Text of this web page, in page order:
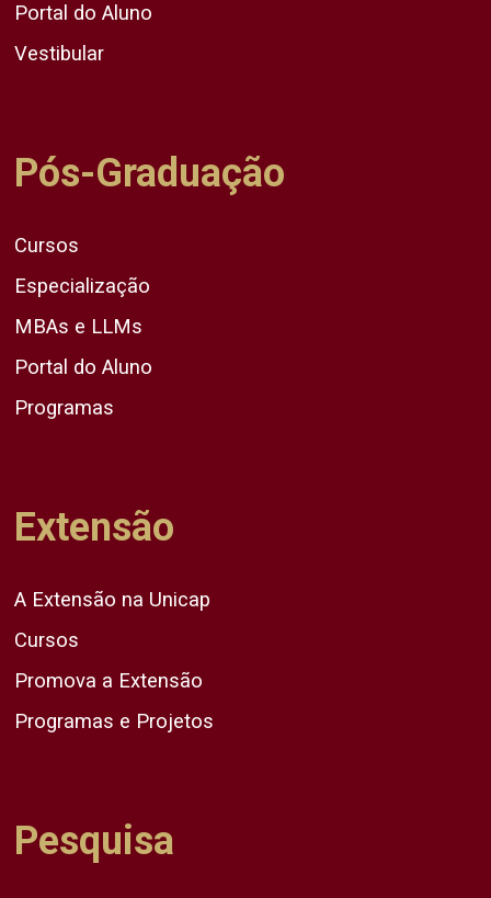
Portal do Aluno
Vestibular
Pós-Graduação
Cursos
Especialização
MBAs e LLMs
Portal do Aluno
Programas
Extensão
A Extensão na Unicap
Cursos
Promova a Extensão
Programas e Projetos
Pesquisa